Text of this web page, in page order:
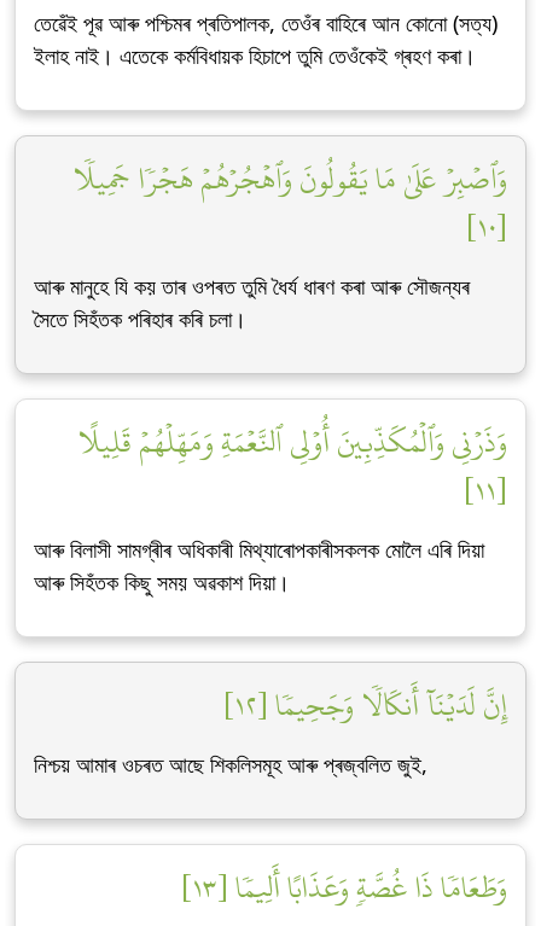
তেৱেঁই পূৱ আৰু পশ্চিমৰ প্ৰতিপালক, তেওঁৰ বাহিৰে আন কোনো (সত্য)
ইলাহ নাই। এতেকে কৰ্মবিধায়ক হিচাপে তুমি তেওঁকেই গ্ৰহণ কৰা।
وَٱصۡبِرۡ عَلَىٰ مَا يَقُولُونَ وَٱهۡجُرۡهُمۡ هَجۡرٗا جَمِيلٗا
[١٠]
আৰু মানুহে যি কয় তাৰ ওপৰত তুমি ধৈৰ্য ধাৰণ কৰা আৰু সৌজন্যৰ
সৈতে সিহঁতক পৰিহাৰ কৰি চলা।
وَذَرۡنِي وَٱلۡمُكَذِّبِينَ أُوْلِي ٱلنَّعۡمَةِ وَمَهِّلۡهُمۡ قَلِيلًا
[١١]
আৰু বিলাসী সামগ্ৰীৰ অধিকাৰী মিথ্যাৰোপকাৰীসকলক মোলৈ এৰি দিয়া
আৰু সিহঁতক কিছু সময় অৱকাশ দিয়া।
إِنَّ لَدَيۡنَآ أَنكَالٗا وَجَحِيمٗا [١٢]
নিশ্চয় আমাৰ ওচৰত আছে শিকলিসমূহ আৰু প্ৰজ্বলিত জুই,
وَطَعَامٗا ذَا غُصَّةٖ وَعَذَابًا أَلِيمٗا [١٣]